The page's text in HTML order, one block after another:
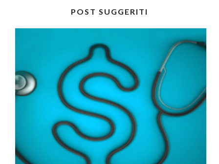
POST SUGGERITI